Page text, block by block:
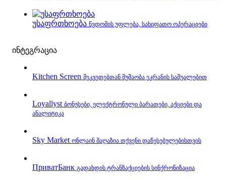
უსაფრთხოება წვდომის უფლება, სახიფათო ოპერაციები
ინტეგრაცია
Kitchen Screen შეკვეთებთან მუშაობა ეკრანის საშუალებით
Loyallyst ბონუსები, ელექტრონული ბარათები, აქციები და
ანალიტიკა
Sky Market ონლაინ მაღაზია თქვენი დაწესებულებისთვის
ПриватБанк გადახდის ტრანზაქციების სინქრონიზაცია